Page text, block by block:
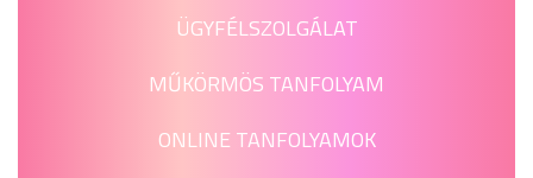
ÜGYFÉLSZOLGÁLAT
MŰKÖRMÖS TANFOLYAM
ONLINE TANFOLYAMOK